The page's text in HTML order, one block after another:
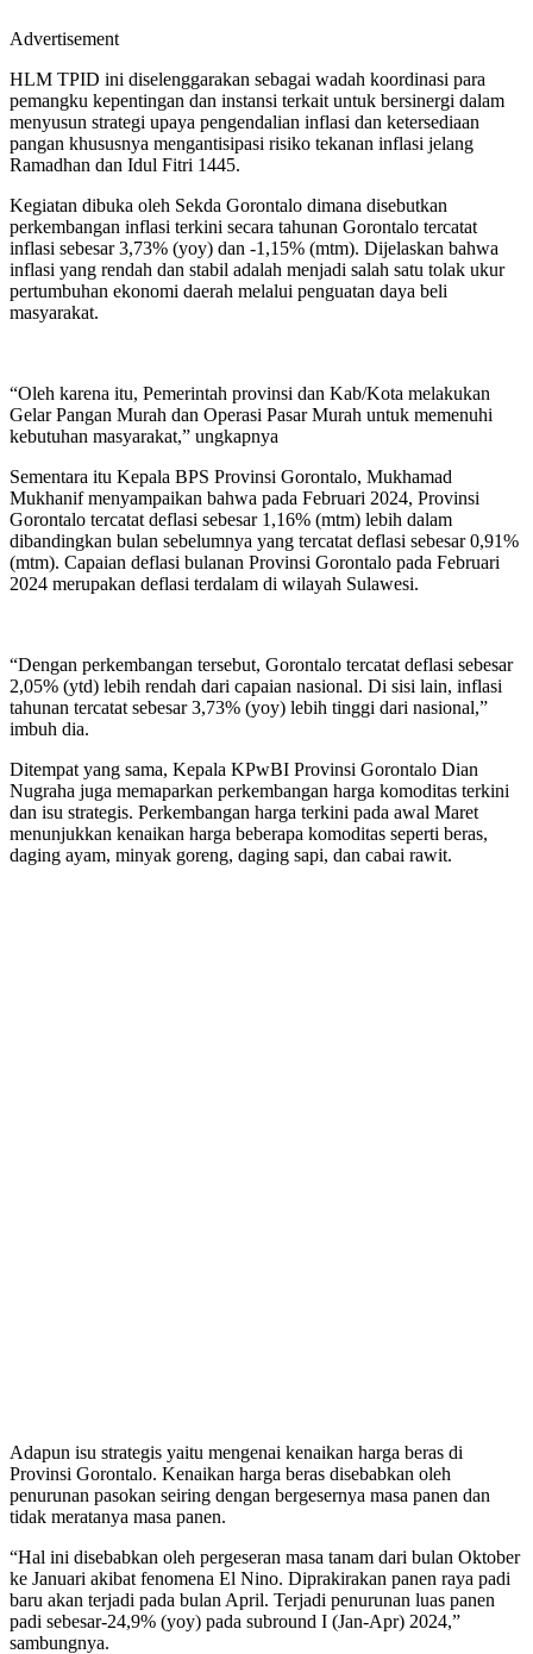
Advertisement
HLM TPID ini diselenggarakan sebagai wadah koordinasi para
pemangku kepentingan dan instansi terkait untuk bersinergi dalam
menyusun strategi upaya pengendalian inflasi dan ketersediaan
pangan khususnya mengantisipasi risiko tekanan inflasi jelang
Ramadhan dan Idul Fitri 1445.
Kegiatan dibuka oleh Sekda Gorontalo dimana disebutkan
perkembangan inflasi terkini secara tahunan Gorontalo tercatat
inflasi sebesar 3,73% (yoy) dan -1,15% (mtm). Dijelaskan bahwa
inflasi yang rendah dan stabil adalah menjadi salah satu tolak ukur
pertumbuhan ekonomi daerah melalui penguatan daya beli
masyarakat.
“Oleh karena itu, Pemerintah provinsi dan Kab/Kota melakukan
Gelar Pangan Murah dan Operasi Pasar Murah untuk memenuhi
kebutuhan masyarakat,” ungkapnya
Sementara itu Kepala BPS Provinsi Gorontalo, Mukhamad
Mukhanif menyampaikan bahwa pada Februari 2024, Provinsi
Gorontalo tercatat deflasi sebesar 1,16% (mtm) lebih dalam
dibandingkan bulan sebelumnya yang tercatat deflasi sebesar 0,91%
(mtm). Capaian deflasi bulanan Provinsi Gorontalo pada Februari
2024 merupakan deflasi terdalam di wilayah Sulawesi.
“Dengan perkembangan tersebut, Gorontalo tercatat deflasi sebesar
2,05% (ytd) lebih rendah dari capaian nasional. Di sisi lain, inflasi
tahunan tercatat sebesar 3,73% (yoy) lebih tinggi dari nasional,”
imbuh dia.
Ditempat yang sama, Kepala KPwBI Provinsi Gorontalo Dian
Nugraha juga memaparkan perkembangan harga komoditas terkini
dan isu strategis. Perkembangan harga terkini pada awal Maret
menunjukkan kenaikan harga beberapa komoditas seperti beras,
daging ayam, minyak goreng, daging sapi, dan cabai rawit.
Adapun isu strategis yaitu mengenai kenaikan harga beras di
Provinsi Gorontalo. Kenaikan harga beras disebabkan oleh
penurunan pasokan seiring dengan bergesernya masa panen dan
tidak meratanya masa panen.
“Hal ini disebabkan oleh pergeseran masa tanam dari bulan Oktober
ke Januari akibat fenomena El Nino. Diprakirakan panen raya padi
baru akan terjadi pada bulan April. Terjadi penurunan luas panen
padi sebesar-24,9% (yoy) pada subround I (Jan-Apr) 2024,”
sambungnya.